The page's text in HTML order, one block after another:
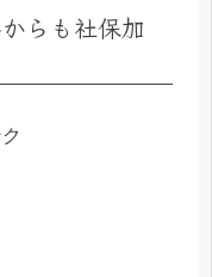
らも社保加